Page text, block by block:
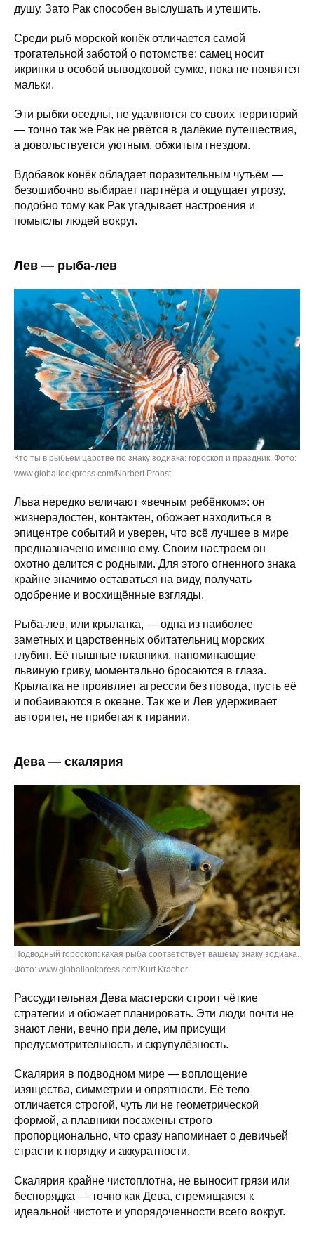
душу. Зато Рак способен выслушать и утешить.
Среди рыб морской конёк отличается самой
трогательной заботой о потомстве: самец носит
икринки в особой выводковой сумке, пока не появятся
мальки.
Эти рыбки оседлы, не удаляются со своих территорий
— точно так же Рак не рвётся в далёкие путешествия,
а довольствуется уютным, обжитым гнездом.
Вдобавок конёк обладает поразительным чутьём —
безошибочно выбирает партнёра и ощущает угрозу,
подобно тому как Рак угадывает настроения и
помыслы людей вокруг.
Лев — рыба-лев
Кто ты в рыбьем царстве по знаку зодиака: гороскоп и праздник. Фото:
www.globallookpress.com/Norbert Probst
Льва нередко величают «вечным ребёнком»: он
жизнерадостен, контактен, обожает находиться в
эпицентре событий и уверен, что всё лучшее в мире
предназначено именно ему. Своим настроем он
охотно делится с родными. Для этого огненного знака
крайне значимо оставаться на виду, получать
одобрение и восхищённые взгляды.
Рыба-лев, или крылатка, — одна из наиболее
заметных и царственных обитательниц морских
глубин. Её пышные плавники, напоминающие
львиную гриву, моментально бросаются в глаза.
Крылатка не проявляет агрессии без повода, пусть её
и побаиваются в океане. Так же и Лев удерживает
авторитет, не прибегая к тирании.
Дева — скалярия
Подводный гороскоп: какая рыба соответствует вашему знаку зодиака.
Фото: www.globallookpress.com/Kurt Kracher
Рассудительная Дева мастерски строит чёткие
стратегии и обожает планировать. Эти люди почти не
знают лени, вечно при деле, им присущи
предусмотрительность и скрупулёзность.
Скалярия в подводном мире — воплощение
изящества, симметрии и опрятности. Её тело
отличается строгой, чуть ли не геометрической
формой, а плавники посажены строго
пропорционально, что сразу напоминает о девичьей
страсти к порядку и аккуратности.
Скалярия крайне чистоплотна, не выносит грязи или
беспорядка — точно как Дева, стремящаяся к
идеальной чистоте и упорядоченности всего вокруг.